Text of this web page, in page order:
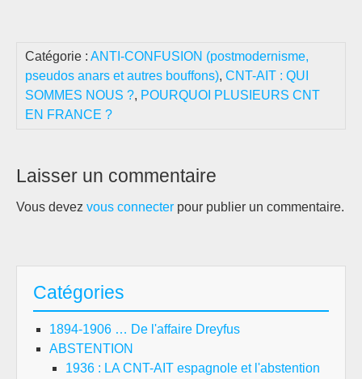
Catégorie : ANTI-CONFUSION (postmodernisme,
pseudos anars et autres bouffons), CNT-AIT : QUI
SOMMES NOUS ?, POURQUOI PLUSIEURS CNT
EN FRANCE ?
Laisser un commentaire
Vous devez vous connecter pour publier un commentaire.
Catégories
1894-1906 … De l'affaire Dreyfus
ABSTENTION
1936 : LA CNT-AIT espagnole et l'abstention